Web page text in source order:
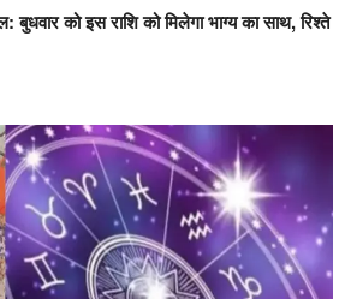
को इस राशि को मिलेगा भाग्य का साथ, रिश्ते